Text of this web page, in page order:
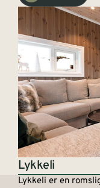
Lykkeli
Lykkeli er en